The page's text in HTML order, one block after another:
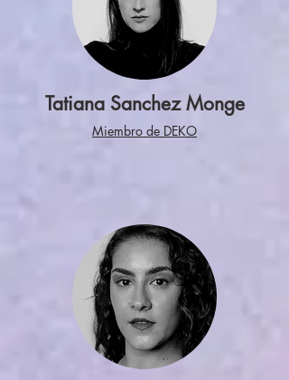
Tatiana Sanchez Monge
Miembro de DEKO